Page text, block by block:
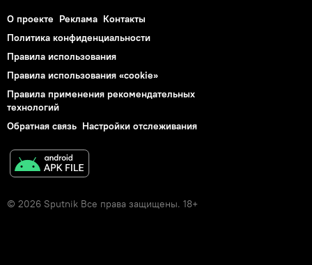
О проекте Реклама Контакты
Политика конфиденциальности
Правила использования
Правила использования «cookie»
Правила применения рекомендательных
технологий
Обратная связь Настройки отслеживания
© 2026 Sputnik Все права защищены. 18+